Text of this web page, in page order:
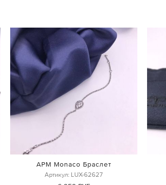
APM Monaco Браслет
Артикул: LUX-62627